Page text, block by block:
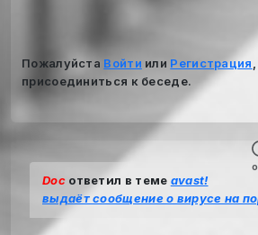
Пожалуйста Войти или Регистрация
присоединиться к беседе.
Docответил в теме avast!
выдаёт сообщение о вирусе на